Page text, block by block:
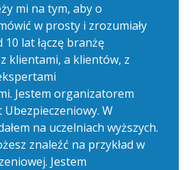
mi na tym, aby o
w prosty i zrozumiały
lat łączę branżę
klientami, a klientów, z
Jestem organizatorem
W
na uczelniach wyższych.
znaleźć na przykład w
Jestem